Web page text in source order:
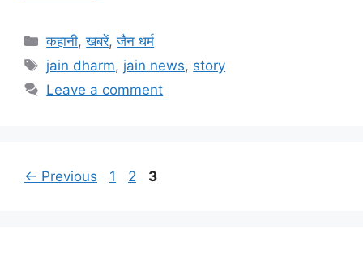
Categories
कहानी,खबरें,जैन धर्म
Tags
jain dharm, jain news, story
Leave a comment
← Previous Page
1 Page
2 Page
3